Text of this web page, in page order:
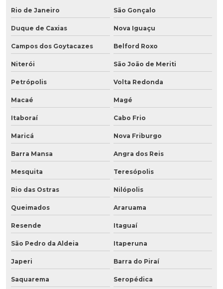
Rio de Janeiro São Gonçalo
Duque de Caxias Nova Iguaçu
Campos dos Goytacazes Belford Roxo
Niterói São João de Meriti
Petrópolis Volta Redonda
Macaé Magé
Itaboraí Cabo Frio
Maricá Nova Friburgo
Barra Mansa Angra dos Reis
Mesquita Teresópolis
Rio das Ostras Nilópolis
Queimados Araruama
Resende Itaguaí
São Pedro da Aldeia Itaperuna
Japeri Barra do Piraí
Saquarema Seropédica